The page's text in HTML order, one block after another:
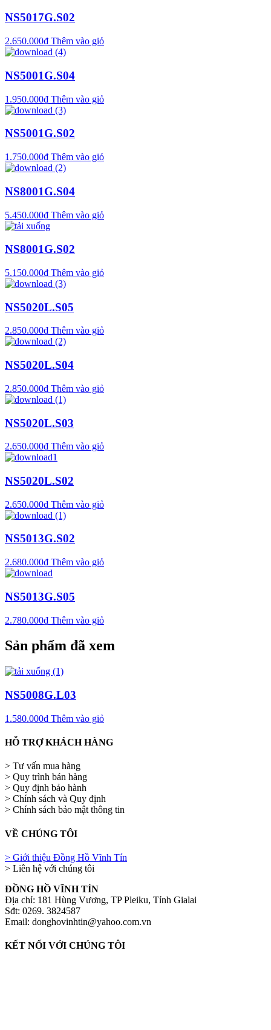
NS5017G.S02
2.650.000₫ Thêm vào giỏ
NS5001G.S04
1.950.000₫ Thêm vào giỏ
NS5001G.S02
1.750.000₫ Thêm vào giỏ
NS8001G.S04
5.450.000₫ Thêm vào giỏ
NS8001G.S02
5.150.000₫ Thêm vào giỏ
NS5020L.S05
2.850.000₫ Thêm vào giỏ
NS5020L.S04
2.850.000₫ Thêm vào giỏ
NS5020L.S03
2.650.000₫ Thêm vào giỏ
NS5020L.S02
2.650.000₫ Thêm vào giỏ
NS5013G.S02
2.680.000₫ Thêm vào giỏ
NS5013G.S05
2.780.000₫ Thêm vào giỏ
Sản phẩm đã xem
NS5008G.L03
1.580.000₫ Thêm vào giỏ
HỖ TRỢ KHÁCH HÀNG
> Tư vấn mua hàng
> Quy trình bán hàng
> Quy định bảo hành
> Chính sách và Quy định
> Chính sách bảo mật thông tin
VỀ CHÚNG TÔI
> Giới thiệu Đồng Hồ Vĩnh Tín
> Liên hệ với chúng tôi
ĐỒNG HỒ VĨNH TÍN
Địa chỉ: 181 Hùng Vương, TP Pleiku, Tỉnh Gialai
Sđt: 0269. 3824587
Email: donghovinhtin@yahoo.com.vn
KẾT NỐI VỚI CHÚNG TÔI